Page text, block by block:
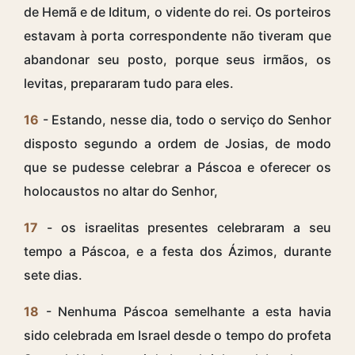
de Hemã e de Iditum, o vidente do rei. Os porteiros
estavam à porta correspondente não tiveram que
abandonar seu posto, porque seus irmãos, os
levitas, prepararam tudo para eles.
16 - Estando, nesse dia, todo o serviço do Senhor
disposto segundo a ordem de Josias, de modo
que se pudesse celebrar a Páscoa e oferecer os
holocaustos no altar do Senhor,
17 - os israelitas presentes celebraram a seu
tempo a Páscoa, e a festa dos Ázimos, durante
sete dias.
18 - Nenhuma Páscoa semelhante a esta havia
sido celebrada em Israel desde o tempo do profeta